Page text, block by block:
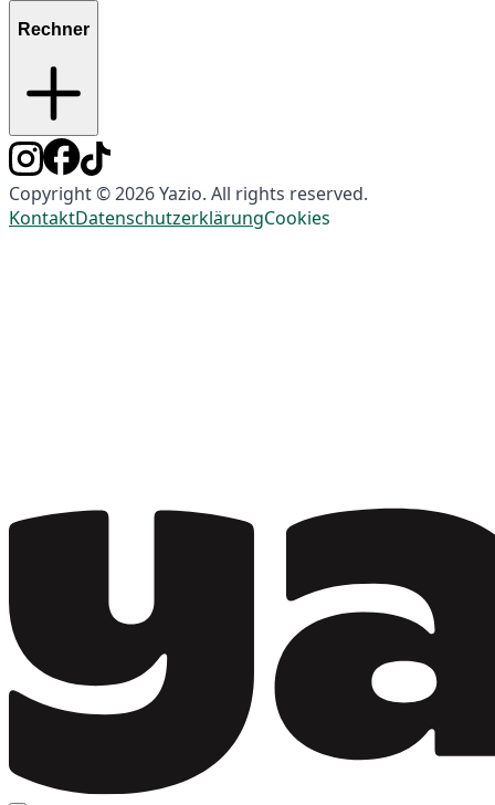
Rechner
Copyright © 2026 Yazio. All rights reserved.
KontaktDatenschutzerklärungCookies